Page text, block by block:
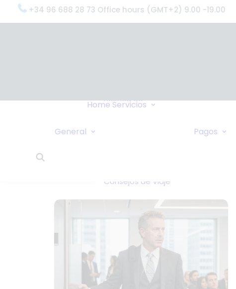
+34 96 688 28 73 Office hours (GMT+2) 9.00 -19.00
HomeServicios
Servicio & Apoyo
¿Qué Dicen Nuestros
General
Política de
Consejos de Viaje
Pagos